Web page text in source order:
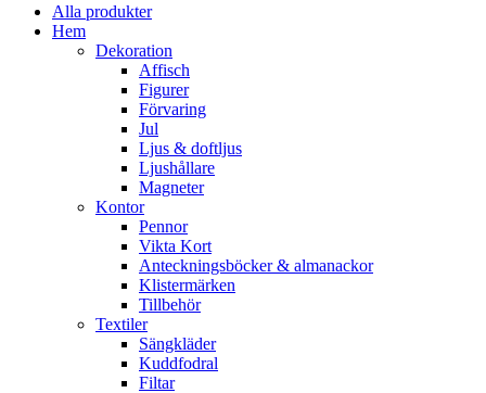
Alla produkter
Hem
Dekoration
Affisch
Figurer
Förvaring
Jul
Ljus & doftljus
Ljushållare
Magneter
Kontor
Pennor
Vikta Kort
Anteckningsböcker & almanackor
Klistermärken
Tillbehör
Textiler
Sängkläder
Kuddfodral
Filtar